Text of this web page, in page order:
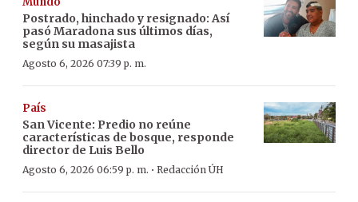
Postrado, hinchado y resignado: Así
pasó Maradona sus últimos días,
según su masajista
Agosto 6, 2026 07:39 p. m.
País
San Vicente: Predio no reúne
características de bosque, responde
director de Luis Bello
Agosto 6, 2026 06:59 p. m. · Redacción ÚH